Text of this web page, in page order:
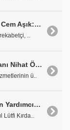
ETD Yönetim Kurulu Başkanı Cem Aşık: "Şu an Yaşadıklarımızdan Ders Alıp, 2015 Yılı İçinde Geleceğe Yönelik İyileştirme Çalışmalarına Başlamalıyız"
..
ELDER Yönetim Kurulu Başkanı Nihat Özdemir: "Dağıtım sistemi işletmenin gerekleri açıktır: Elektriğin tüketicilere kesintisiz, kaliteli ve güvenilir bir şekilde ulaştırılmasını sağlamak"
ü..
Enerji Ticareti Derneği Başkan Yardımcısı ve All Energy Turkey Danışma Kurulu Üyesi Mustafa Karahan: 'Önümüzdeki dönemde tezgah üstü piyasalardaki elektrik ticareti konusunda da büyük bir ivme bekliyoruz.'
Lütfi Kırda..